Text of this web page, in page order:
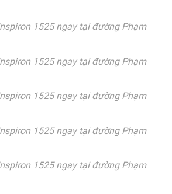
1525 ngay tại đường Phạm
1525 ngay tại đường Phạm
1525 ngay tại đường Phạm
1525 ngay tại đường Phạm
1525 ngay tại đường Phạm